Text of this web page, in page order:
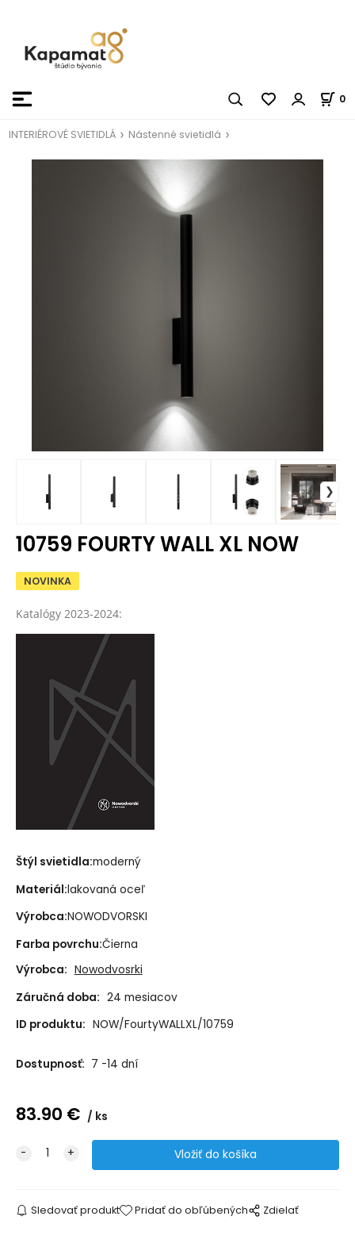
0
INTERIÉROVÉ SVIETIDLÁ Nástenné svietidlá
10759 FOURTY WALL XL NOW
NOVINKA
Katalógy 2023-2024:
Štýl svietidla:moderný
Materiál:lakovaná oceľ
Výrobca:NOWODVORSKI
Farba povrchu:Čierna
Výrobca: Nowodvosrki
Záručná doba: 24 mesiacov
ID produktu: NOW/FourtyWALLXL/10759
Dostupnosť: 7 -14 dní
83.90 € ks
Sledovať produkt Pridať do obľúbených Zdielať